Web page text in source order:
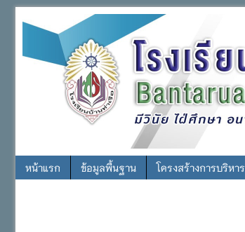
หน้าแรก ข้อมูลพื้นฐาน โครงสร้างการบริหาร